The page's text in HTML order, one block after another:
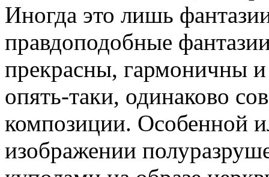
Иногда это лишь
правдоподобные
прекрасны, гармоничны и
опять-таки, одинаково
композиции. Особенной
изображении